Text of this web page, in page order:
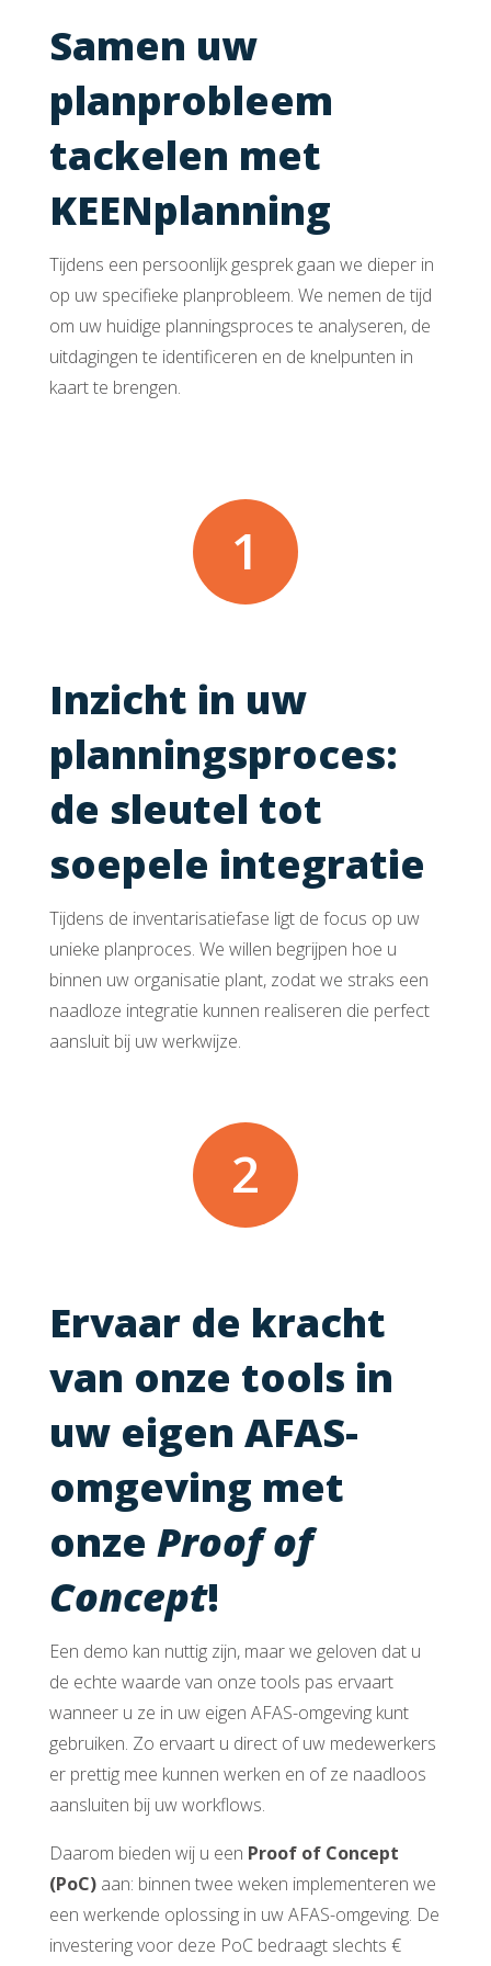
Samen uw
planprobleem
tackelen met
KEENplanning
Tijdens een persoonlijk gesprek gaan we dieper in
op uw specifieke planprobleem. We nemen de tijd
om uw huidige planningsproces te analyseren, de
uitdagingen te identificeren en de knelpunten in
kaart te brengen.
1
Inzicht in uw
plannings­proces:
de sleutel tot
soepele integratie
Tijdens de inventarisatiefase ligt de focus op uw
unieke planproces. We willen begrijpen hoe u
binnen uw organisatie plant, zodat we straks een
naadloze integratie kunnen realiseren die perfect
aansluit bij uw werkwijze.
2
Ervaar de kracht
van onze tools in
uw eigen AFAS-
omgeving met
onze Proof of
Concept!
Een demo kan nuttig zijn, maar we geloven dat u
de echte waarde van onze tools pas ervaart
wanneer u ze in uw eigen AFAS-omgeving kunt
gebruiken. Zo ervaart u direct of uw medewerkers
er prettig mee kunnen werken en of ze naadloos
aansluiten bij uw workflows.
Daarom bieden wij u een Proof of Concept
(PoC) aan: binnen twee weken implementeren we
een werkende oplossing in uw AFAS-omgeving. De
investering voor deze PoC bedraagt slechts €